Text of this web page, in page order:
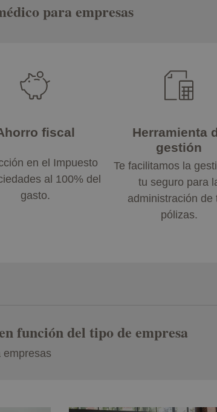
para empresas
fiscal
en el Impuesto
al 100% del
gasto.
Herramienta
gestión
Te facilitamos la
tu seguro para
administración de
pólizas.
función del tipo de empresa
empresas